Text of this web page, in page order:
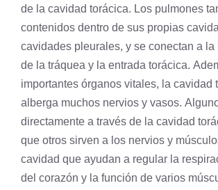
de la cavidad torácica. Los pulmones
contenidos dentro de sus propias
cavidades pleurales, y se conectan a la
de la tráquea y la entrada torácica.
importantes órganos vitales, la cavidad
alberga muchos nervios y vasos.
directamente a través de la cavidad
que otros sirven a los nervios y
cavidad que ayudan a regular la
del corazón y la función de varios